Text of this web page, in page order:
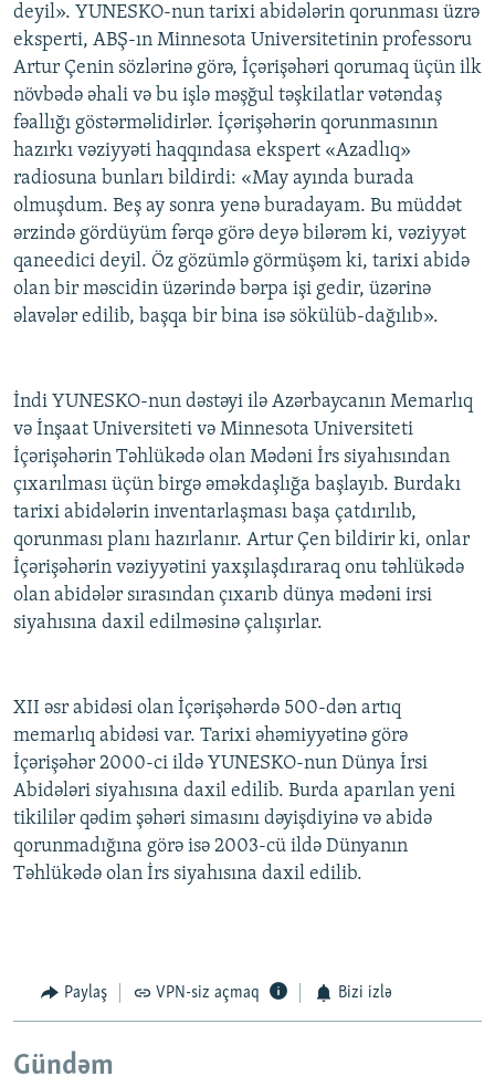
deyil». YUNESKO-nun tarixi abidələrin qorunması üzrə
eksperti, ABŞ-ın Minnesota Universitetinin professoru
Artur Çenin sözlərinə görə, İçərişəhəri qorumaq üçün ilk
növbədə əhali və bu işlə məşğul təşkilatlar vətəndaş
fəallığı göstərməlidirlər. İçərişəhərin qorunmasının
hazırkı vəziyyəti haqqındasa ekspert «Azadlıq»
radiosuna bunları bildirdi: «May ayında burada
olmuşdum. Beş ay sonra yenə buradayam. Bu müddət
ərzində gördüyüm fərqə görə deyə bilərəm ki, vəziyyət
qaneedici deyil. Öz gözümlə görmüşəm ki, tarixi abidə
olan bir məscidin üzərində bərpa işi gedir, üzərinə
əlavələr edilib, başqa bir bina isə sökülüb-dağılıb».
İndi YUNESKO-nun dəstəyi ilə Azərbaycanın Memarlıq
və İnşaat Universiteti və Minnesota Universiteti
İçərişəhərin Təhlükədə olan Mədəni İrs siyahısından
çıxarılması üçün birgə əməkdaşlığa başlayıb. Burdakı
tarixi abidələrin inventarlaşması başa çatdırılıb,
qorunması planı hazırlanır. Artur Çen bildirir ki, onlar
İçərişəhərin vəziyyətini yaxşılaşdıraraq onu təhlükədə
olan abidələr sırasından çıxarıb dünya mədəni irsi
siyahısına daxil edilməsinə çalışırlar.
XII əsr abidəsi olan İçərişəhərdə 500-dən artıq
memarlıq abidəsi var. Tarixi əhəmiyyətinə görə
İçərişəhər 2000-ci ildə YUNESKO-nun Dünya İrsi
Abidələri siyahısına daxil edilib. Burda aparılan yeni
tikililər qədim şəhəri simasını dəyişdiyinə və abidə
qorunmadığına görə isə 2003-cü ildə Dünyanın
Təhlükədə olan İrs siyahısına daxil edilib.
Paylaş VPN-siz açmaq Bizi izlə
Gündəm